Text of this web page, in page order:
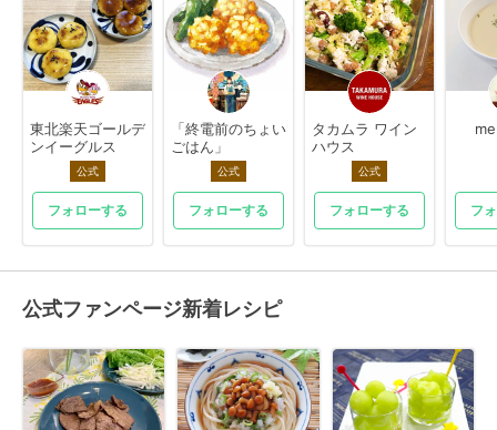
東北楽天ゴールデ
ンイーグルス
公式
フォローする
「終電前のちょい
ごはん」
公式
フォローする
タカムラ ワイン
ハウス
公式
フォローする フ
公式ファンページ新着レシピ